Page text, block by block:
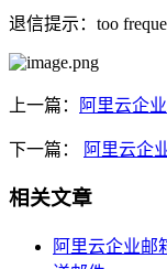
退信提示：too
上一篇： 阿里云企
下一篇： 阿里云企
相关文章
阿里云企业邮